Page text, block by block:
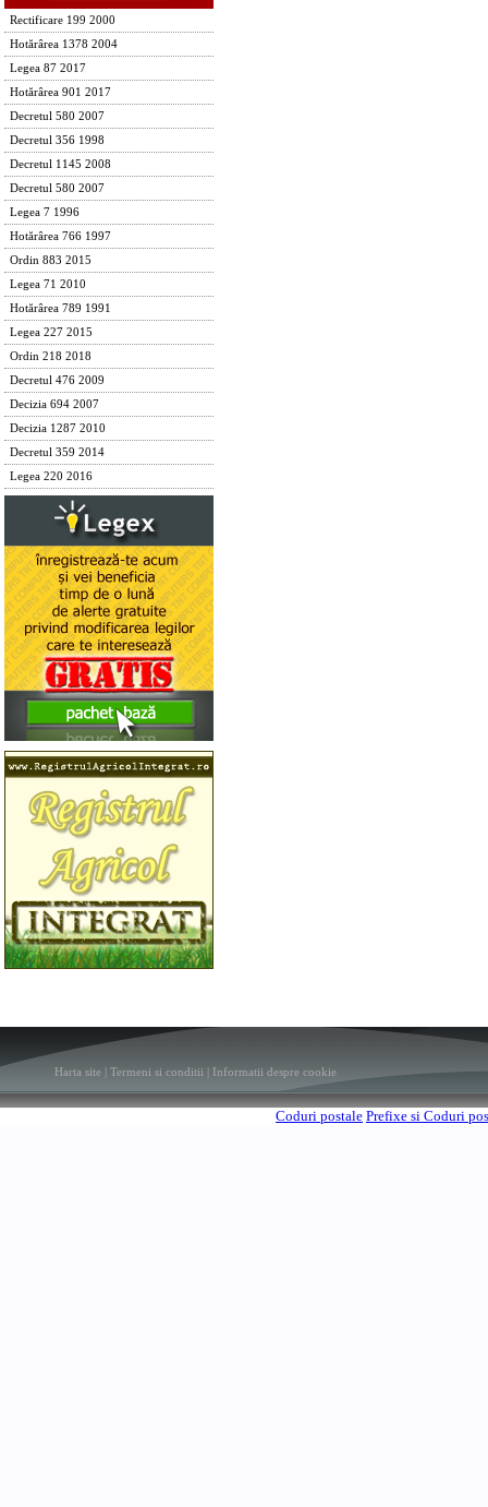
Rectificare 199 2000
Hotărârea 1378 2004
Legea 87 2017
Hotărârea 901 2017
Decretul 580 2007
Decretul 356 1998
Decretul 1145 2008
Decretul 580 2007
Legea 7 1996
Hotărârea 766 1997
Ordin 883 2015
Legea 71 2010
Hotărârea 789 1991
Legea 227 2015
Ordin 218 2018
Decretul 476 2009
Decizia 694 2007
Decizia 1287 2010
Decretul 359 2014
Legea 220 2016
Harta site | Termeni si conditii | Informatii despre cookie
Coduri postale Prefixe si Coduri